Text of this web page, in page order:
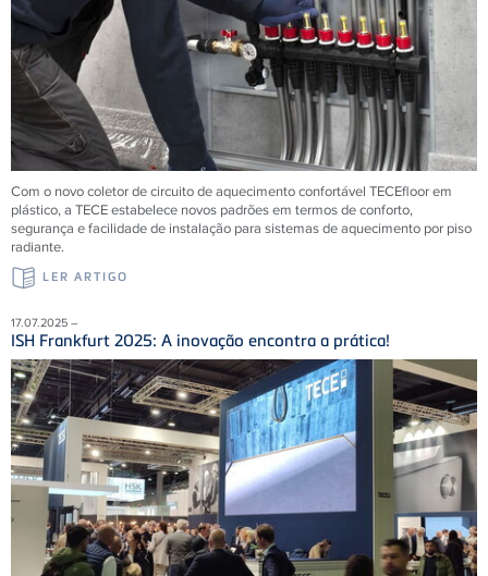
Com o novo coletor de circuito de aquecimento confortável TECEfloor em
plástico, a TECEestabelece novos padrões em termos de conforto,
segurança e facilidade de instalação para sistemas de aquecimento por piso
radiante.
LER ARTIGO
17.07.2025 –
ISH Frankfurt 2025: A inovação encontra a prática!